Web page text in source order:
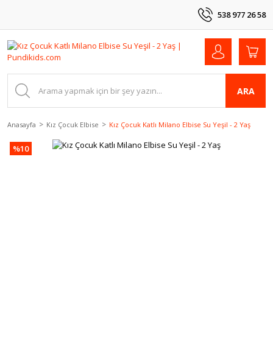
538 977 26 58
ARA
Anasayfa Kız Çocuk Elbise Kız Çocuk Katlı Milano Elbise Su Yeşil - 2 Yaş
%10